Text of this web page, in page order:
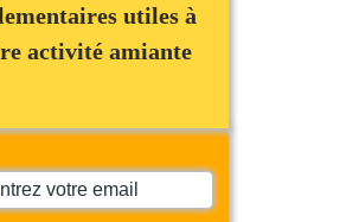
utiles à
activité amiante